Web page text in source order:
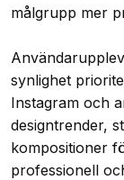
målgrupp mer
synlighet
Instagram och
designtrender,
kompositioner
professionell